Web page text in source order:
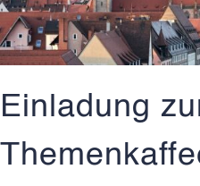
Einladung